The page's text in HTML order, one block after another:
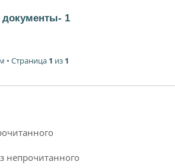
1
• Страница 1 из 1
непрочитанного